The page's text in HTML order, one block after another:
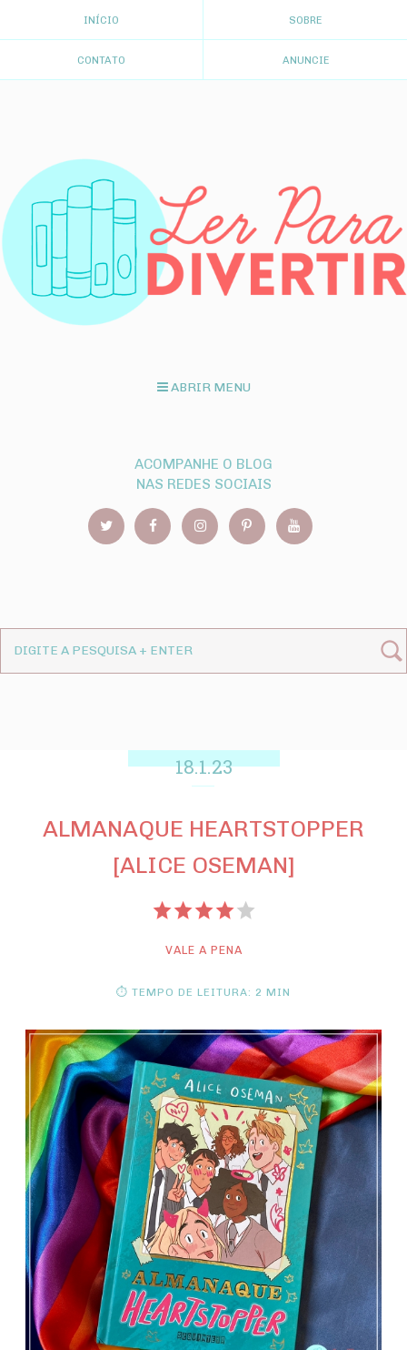
INÍCIO SOBRE
CONTATO ANUNCIE
ABRIR MENU
ACOMPANHE O BLOG
NAS REDES SOCIAIS
18.1.23
ALMANAQUE HEARTSTOPPER
[ALICE OSEMAN]
VALE A PENA
⏱ TEMPO DE LEITURA: 2 MIN